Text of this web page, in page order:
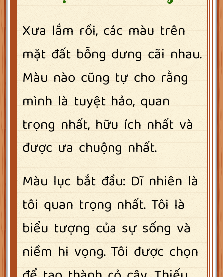
Xưa lắm rồi, các màu trên
mặt đất bỗng dưng cãi nhau.
Màu nào cũng tự cho rằng
mình là tuyệt hảo, quan
trọng nhất, hữu ích nhất và
được ưa chuộng nhất.
Màu lục bắt đầu: Dĩ nhiên là
tôi quan trọng nhất. Tôi là
biểu tượng của sự sống và
niềm hi vọng. Tôi được chọn